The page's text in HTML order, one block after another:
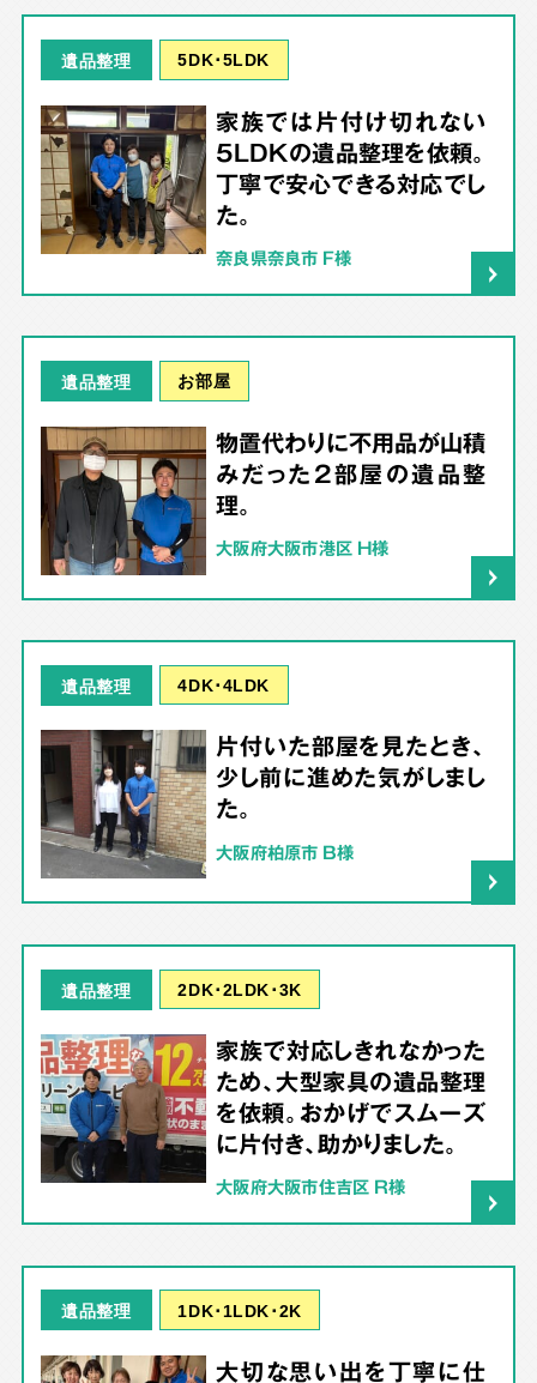
遺品整理 5DK･5LDK
家族では片付け切れない
5LDKの遺品整理を依頼。
丁寧で安心できる対応でし
た。
奈良県奈良市 F様
遺品整理 お部屋
物置代わりに不用品が山積
みだった2部屋の遺品整
理。
大阪府大阪市港区 H様
遺品整理 4DK･4LDK
片付いた部屋を見たとき、
少し前に進めた気がしまし
た。
大阪府柏原市 B様
遺品整理 2DK･2LDK･3K
家族で対応しきれなかった
ため、大型家具の遺品整理
を依頼。おかげでスムーズ
に片付き、助かりました。
大阪府大阪市住吉区 R様
遺品整理 1DK･1LDK･2K
大切な思い出を丁寧に仕